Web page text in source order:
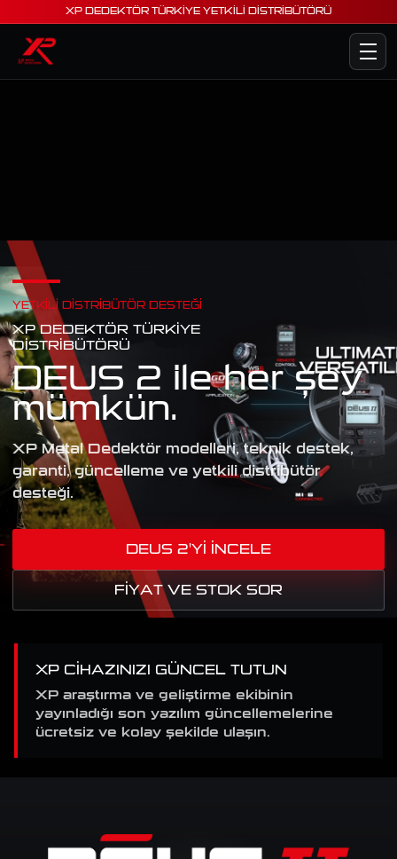
XP DEDEKTÖR TÜRKİYE YETKİLİ DİSTRİBÜTÖRÜ
YETKILI DISTRIBÜTÖR DESTEĞI
XP DEDEKTÖR TÜRKIYE
DISTRIBÜTÖRÜ
DEUS 2 ile her şey
mümkün.
XP Metal Dedektör modelleri, teknik destek,
garanti, güncelleme ve yetkili distribütör
desteği.
DEUS 2'YI İNCELE
FIYAT VE STOK SOR
XP CIHAZINIZI GÜNCEL TUTUN
XP araştırma ve geliştirme ekibinin
yayınladığı son yazılım güncellemelerine
ücretsiz ve kolay şekilde ulaşın.